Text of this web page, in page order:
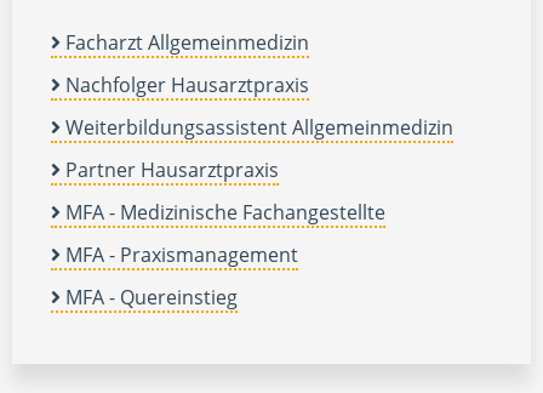
Facharzt Allgemeinmedizin
Nachfolger Hausarztpraxis
Weiterbildungsassistent Allgemeinmedizin
Partner Hausarztpraxis
MFA - Medizinische Fachangestellte
MFA - Praxismanagement
MFA - Quereinstieg